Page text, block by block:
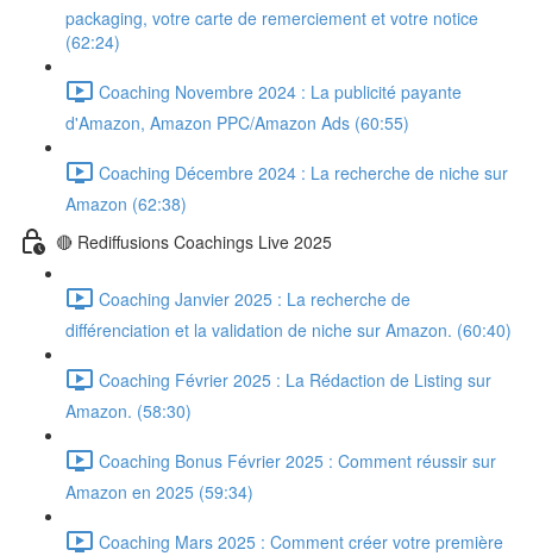
packaging, votre carte de remerciement et votre notice
(62:24)
Coaching Novembre 2024 : La publicité payante
d'Amazon, Amazon PPC/Amazon Ads (60:55)
Coaching Décembre 2024 : La recherche de niche sur
Amazon (62:38)
🔴 Rediffusions Coachings Live 2025
Coaching Janvier 2025 : La recherche de
différenciation et la validation de niche sur Amazon. (60:40)
Coaching Février 2025 : La Rédaction de Listing sur
Amazon. (58:30)
Coaching Bonus Février 2025 : Comment réussir sur
Amazon en 2025 (59:34)
Coaching Mars 2025 : Comment créer votre première